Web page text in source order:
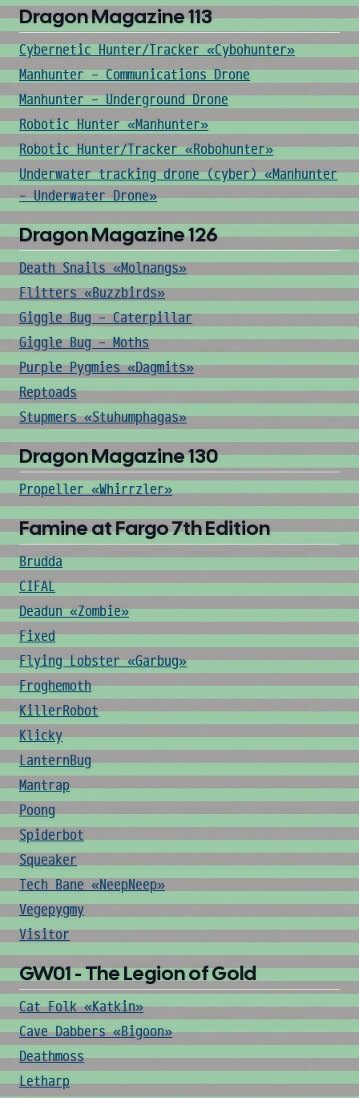
Dragon Magazine 113
Cybernetic Hunter/Tracker «Cybohunter»
Manhunter - Communications Drone
Manhunter - Underground Drone
Robotic Hunter «Manhunter»
Robotic Hunter/Tracker «Robohunter»
Underwater tracking drone (cyber) «Manhunter
- Underwater Drone»
Dragon Magazine 126
Death Snails «Molnangs»
Flitters «Buzzbirds»
Giggle Bug - Caterpillar
Giggle Bug - Moths
Purple Pygmies «Dagmits»
Reptoads
Stupmers «Stuhumphagas»
Dragon Magazine 130
Propeller «Whirrzler»
Famine at Fargo 7th Edition
Brudda
CIFAL
Deadun «Zombie»
Fixed
Flying Lobster «Garbug»
Froghemoth
KillerRobot
Klicky
LanternBug
Mantrap
Poong
Spiderbot
Squeaker
Tech Bane «NeepNeep»
Vegepygmy
Visitor
GW01 - The Legion of Gold
Cat Folk «Katkin»
Cave Dabbers «Bigoon»
Deathmoss
Letharp